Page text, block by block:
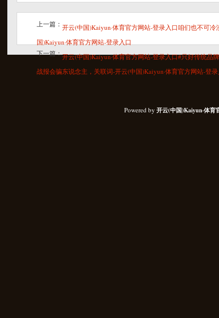
上一篇： 开云(中国)Kaiyun·体育官方网站-登录入口咱们也不可
国)Kaiyun·体育官方网站-登录入口
下一篇：开云(中国)Kaiyun·体育官方网站-登录入口#只好传统品
战报会骗东说念主，关联词-开云(中国)Kaiyun·体育官方网站-登
Powered by 开云(中国)Kaiyun·体育